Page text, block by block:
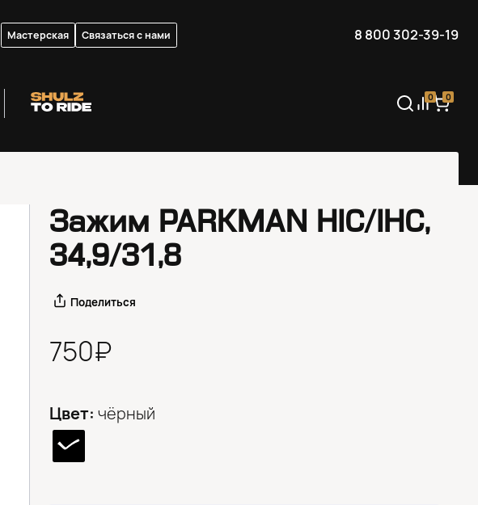
Мастерская Связаться с нами 8 800 302-39-19
0 0
Зажим PARKMAN HIC/IHC,
34,9/31,8
Поделиться
750₽
Цвет: чёрный